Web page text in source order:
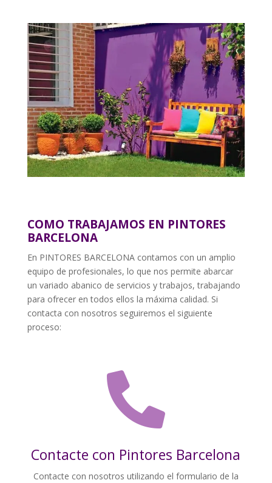
COMO TRABAJAMOS EN PINTORES
BARCELONA
En PINTORES BARCELONA contamos con un amplio
equipo de profesionales, lo que nos permite abarcar
un variado abanico de servicios y trabajos, trabajando
para ofrecer en todos ellos la máxima calidad. Si
contacta con nosotros seguiremos el siguiente
proceso:

Contacte con Pintores Barcelona
Contacte con nosotros utilizando el formulario de la